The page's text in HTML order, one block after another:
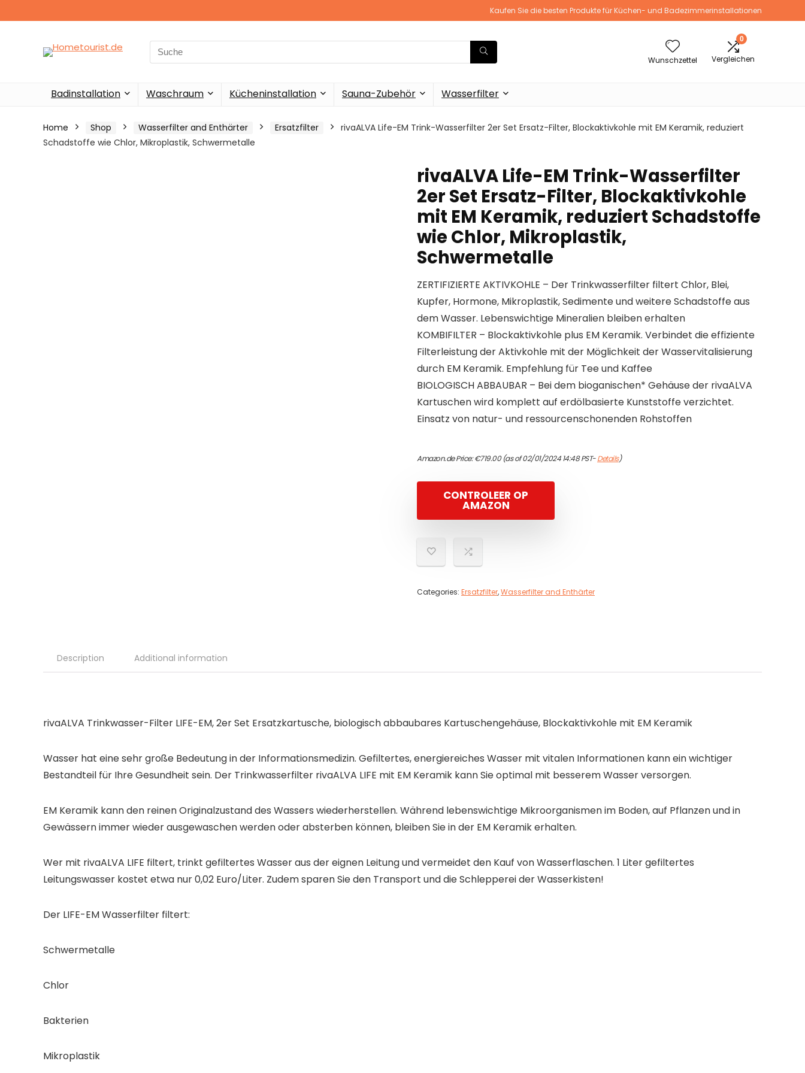
Kaufen Sie die besten Produkte für Küchen- und Badezimmerinstallationen
Search
for:
Wunschzettel
0
Vergleichen
Badinstallation Waschraum Kücheninstallation Sauna-Zubehör Wasserfilter
Home Shop Wasserfilter and Enthärter Ersatzfilter
rivaALVA Life-EM Trink-Wasserfilter 2er Set Ersatz-Filter, Blockaktivkohle mit EM Keramik, reduziert
Schadstoffe wie Chlor, Mikroplastik, Schwermetalle
rivaALVA Life-EM Trink-Wasserfilter
2er Set Ersatz-Filter, Blockaktivkohle
mit EM Keramik, reduziert Schadstoffe
wie Chlor, Mikroplastik,
Schwermetalle
ZERTIFIZIERTE AKTIVKOHLE – Der Trinkwasserfilter filtert Chlor, Blei,
Kupfer, Hormone, Mikroplastik, Sedimente und weitere Schadstoffe aus
dem Wasser. Lebenswichtige Mineralien bleiben erhalten
KOMBIFILTER – Blockaktivkohle plus EM Keramik. Verbindet die effiziente
Filterleistung der Aktivkohle mit der Möglichkeit der Wasservitalisierung
durch EM Keramik. Empfehlung für Tee und Kaffee
BIOLOGISCH ABBAUBAR – Bei dem bioganischen* Gehäuse der rivaALVA
Kartuschen wird komplett auf erdölbasierte Kunststoffe verzichtet.
Einsatz von natur- und ressourcenschonenden Rohstoffen
Amazon.de Price:€719.00(as of 02/01/2024 14:48 PST-Details)
CONTROLEER OP
AMAZON
Categories: Ersatzfilter,Wasserfilter and Enthärter
Description Additional information
rivaALVA Trinkwasser-Filter LIFE-EM, 2er Set Ersatzkartusche, biologisch abbaubares Kartuschengehäuse, Blockaktivkohle mit EM Keramik
Wasser hat eine sehr große Bedeutung in der Informationsmedizin. Gefiltertes, energiereiches Wasser mit vitalen Informationen kann ein wichtiger
Bestandteil für Ihre Gesundheit sein. Der Trinkwasserfilter rivaALVA LIFE mit EM Keramik kann Sie optimal mit besserem Wasser versorgen.
EM Keramik kann den reinen Originalzustand des Wassers wiederherstellen. Während lebenswichtige Mikroorganismen im Boden, auf Pflanzen und in
Gewässern immer wieder ausgewaschen werden oder absterben können, bleiben Sie in der EM Keramik erhalten.
Wer mit rivaALVA LIFE filtert, trinkt gefiltertes Wasser aus der eignen Leitung und vermeidet den Kauf von Wasserflaschen. 1 Liter gefiltertes
Leitungswasser kostet etwa nur 0,02 Euro/Liter. Zudem sparen Sie den Transport und die Schlepperei der Wasserkisten!
Der LIFE-EM Wasserfilter filtert:
Schwermetalle
Chlor
Bakterien
Mikroplastik